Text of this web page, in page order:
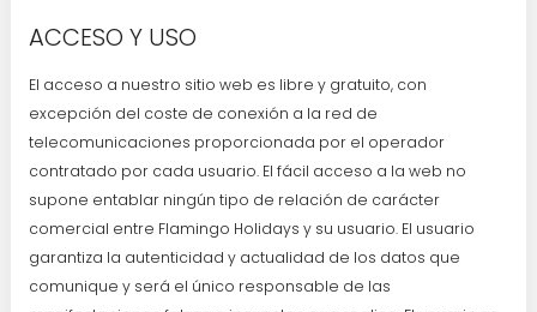
ACCESO Y USO
El acceso a nuestro sitio web es libre y gratuito, con
excepción del coste de conexión a la red de
telecomunicaciones proporcionada por el operador
contratado por cada usuario. El fácil acceso a la web no
supone entablar ningún tipo de relación de carácter
comercial entre Flamingo Holidays y su usuario. El usuario
garantiza la autenticidad y actualidad de los datos que
comunique y será el único responsable de las